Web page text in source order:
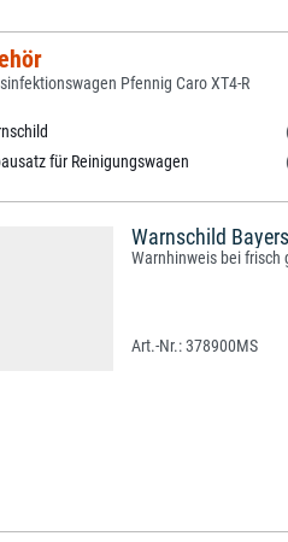
Pfennig Caro XT4-R
für Reinigungswagen
Warnschild
Warnhinweis bei frisch
378900MS